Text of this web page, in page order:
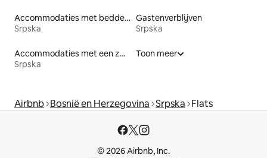
Accommodaties met bedden op toegankelijke hoogte
Srpska
Gastenverblijven
Srpska
Accommodaties met een zwembad
Srpska
Toon meer
Airbnb Bosnië en Herzegovina Srpska Flats
© 2026 Airbnb, Inc.